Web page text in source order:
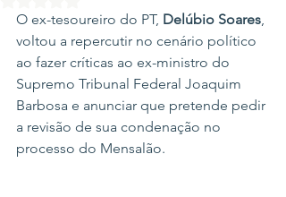
O ex-tesoureiro do PT, Delúbio Soares,
voltou a repercutir no cenário político
ao fazer críticas ao ex-ministro do
Supremo Tribunal Federal Joaquim
Barbosa e anunciar que pretende pedir
a revisão de sua condenação no
processo do Mensalão.